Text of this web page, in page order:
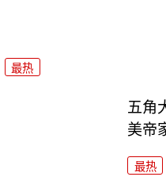
最热
五角
美帝
最热